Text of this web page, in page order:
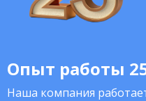
Опыт работы
Наша компания